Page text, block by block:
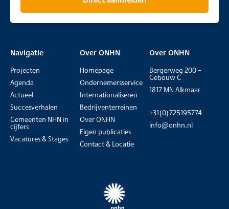
Navigatie
Projecten
Agenda
Actueel
Succesverhalen
Gemeenten NHN in
cijfers
Vacatures & Stages
Over ONHN
Homepage
Ondernemersservice
Internationaliseren
Bedrijventerreinen
Over ONHN
Eigen publicaties
Contact & Locatie
Over ONHN
Bergerweg 200 –
Gebouw C
1817 MN Alkmaar
+31(0)725195774
info@onhn.nl